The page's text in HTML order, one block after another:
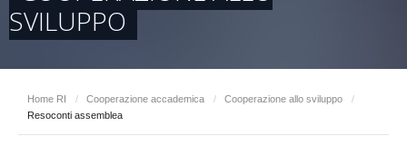
SVILUPPO
Home RI / Cooperazione accademica / Cooperazione allo sviluppo
/
Resoconti assemblea